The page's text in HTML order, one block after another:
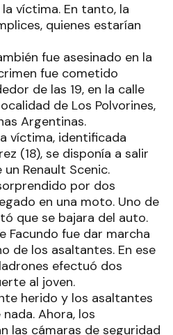
víctima. En tanto, la
quienes estarían
fue asesinado en la
fue cometido
de las 19, en la calle
de Los Polvorines,
Argentinas.
víctima, identificada
(18), se disponía a salir
Renault Scenic.
por dos
en una moto. Uno de
que se bajara del auto.
Facundo fue dar marcha
de los asaltantes. En ese
efectuó dos
al joven.
herido y los asaltantes
Ahora, los
las cámaras de seguridad